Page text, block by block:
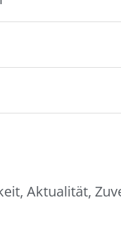
Aktualität,